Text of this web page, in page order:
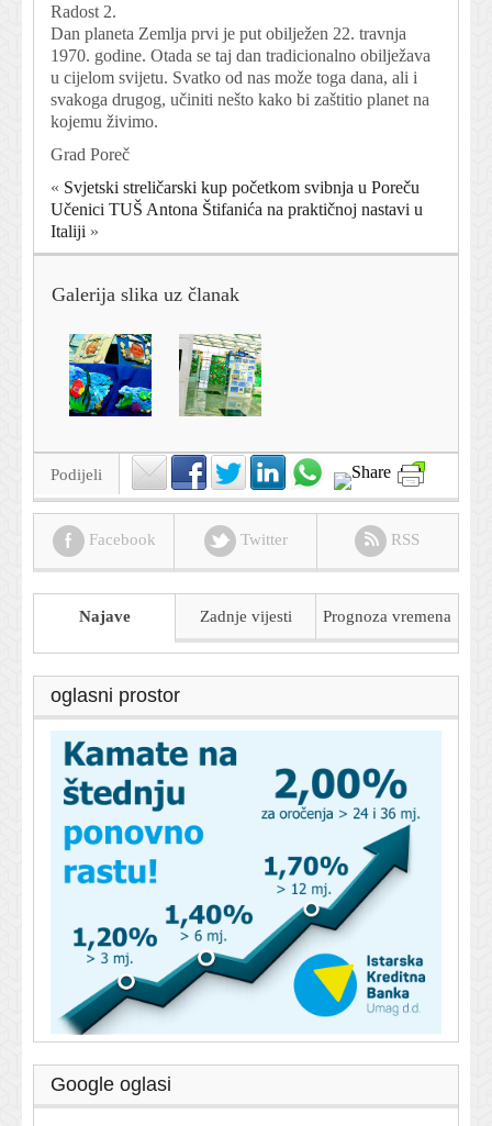
Radost 2.
Dan planeta Zemlja prvi je put obilježen 22. travnja
1970. godine. Otada se taj dan tradicionalno obilježava
u cijelom svijetu. Svatko od nas može toga dana, ali i
svakoga drugog, učiniti nešto kako bi zaštitio planet na
kojemu živimo.
Grad Poreč
« Svjetski streličarski kup početkom svibnja u Poreču
Učenici TUŠ Antona Štifanića na praktičnoj nastavi u
Italiji »
Galerija slika uz članak
Podijeli
Facebook Twitter RSS
Najave Zadnje vijesti Prognoza vremena
oglasni prostor
Google oglasi